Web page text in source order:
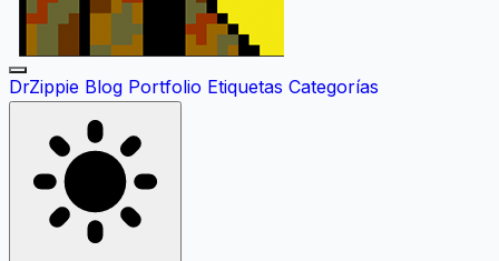
DrZippie Blog Portfolio Etiquetas Categorías